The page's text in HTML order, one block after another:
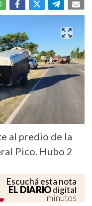
al predio de la
Pico. Hubo 2
Escuchá esta nota
EL DIARIOdigital
minutos